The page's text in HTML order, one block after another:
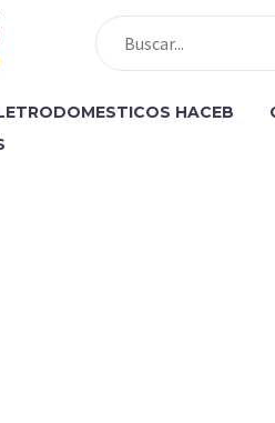
HACEB